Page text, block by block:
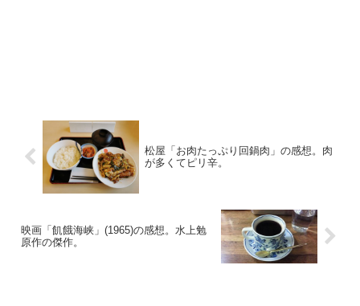
松屋「お肉たっぷり回鍋肉」の感想。肉
が多くてピリ辛。
映画「飢餓海峡」(1965)の感想。水上勉
原作の傑作。